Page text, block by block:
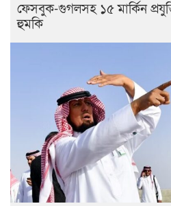
ফেসবুক-গুগলসহ ১৫ মার্কিন
হুমকি